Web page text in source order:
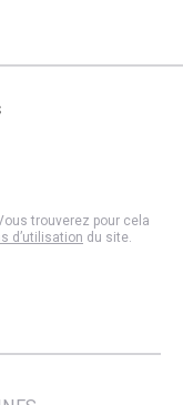
trouverez pour cela
d’utilisation du site.